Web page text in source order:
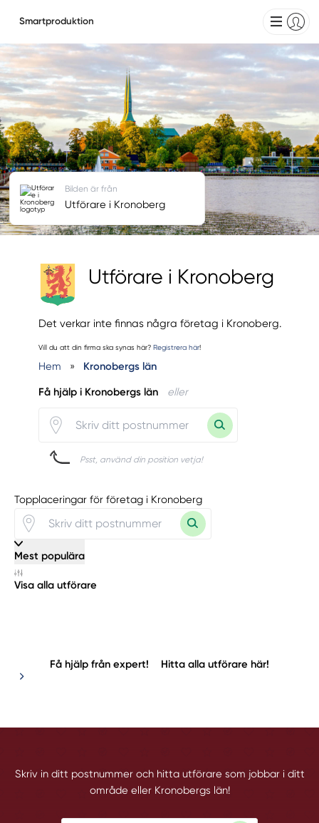
Smartproduktion
Utförare i Kronoberg
Det verkar inte finnas några företag i Kronoberg.
Vill du att din firma ska synas här? Registrera här!
Hem » Kronobergs län
Få hjälp i Kronobergs län eller
Psst, använd din position vetja!
Bilden är från
Utförare i Kronoberg
Topplaceringar för företag i Kronoberg
Mest populära
Visa alla utförare
Få hjälp från expert! Hitta alla utförare här!
Skriv in ditt postnummer och hitta utförare som jobbar i ditt
område eller Kronobergs län!